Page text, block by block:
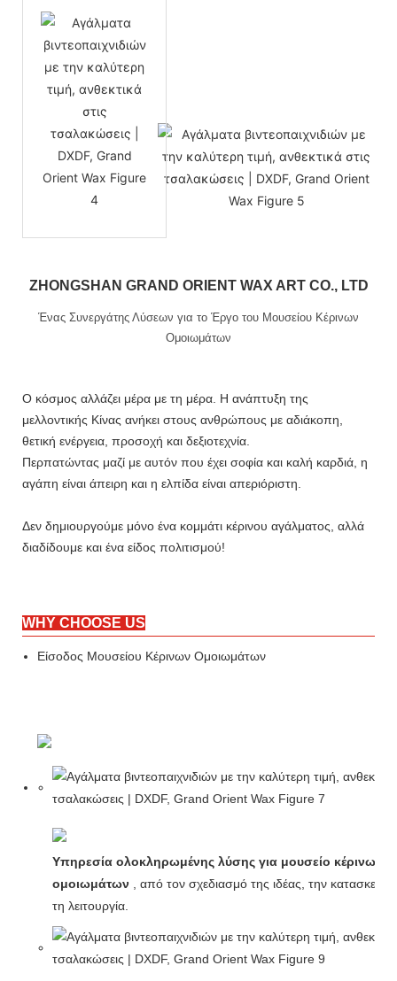
ZHONGSHAN GRAND ORIENT WAX ART CO., LTD
Ένας Συνεργάτης Λύσεων για το Έργο του Μουσείου Κέρινων
Ομοιωμάτων
Ο κόσμος αλλάζει μέρα με τη μέρα. Η ανάπτυξη της
μελλοντικής Κίνας ανήκει στους ανθρώπους με αδιάκοπη,
θετική ενέργεια, προσοχή και δεξιοτεχνία.
Περπατώντας μαζί με αυτόν που έχει σοφία και καλή καρδιά, η
αγάπη είναι άπειρη και η ελπίδα είναι απεριόριστη.
Δεν δημιουργούμε μόνο ένα κομμάτι κέρινου αγάλματος, αλλά
διαδίδουμε και ένα είδος πολιτισμού!
WHY CHOOSE US
Είσοδος Μουσείου Κέρινων Ομοιωμάτων
Υπηρεσία ολοκληρωμένης λύσης για μουσείο κέρινων
ομοιωμάτων, από τον σχεδιασμό της ιδέας, την κατασκευή
τη λειτουργία.